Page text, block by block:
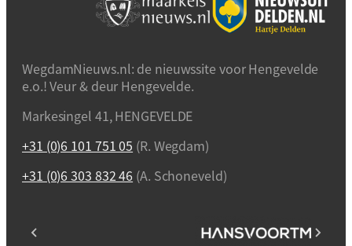
WegdamNieuws.nl: de nieuwssite voor Hengevelde
e.o.! Veur & deur Hengevelde.
Markesingel 41, HENGEVELDE
+31 (0)6 101 751 05 (R. Wegdam)
+31 (0)6 303 832 46 (A. Schoneveld)